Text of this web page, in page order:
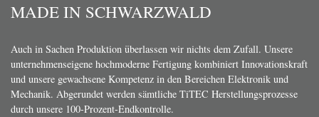
MADE IN SCHWARZWALD
Auch in Sachen Produktion überlassen wir nichts dem Zufall. Unsere
unternehmenseigene hochmoderne Fertigung kombiniert Innovationskraft
und unsere gewachsene Kompetenz in den Bereichen Elektronik und
Mechanik. Abgerundet werden sämtliche TiTEC Herstellungsprozesse
durch unsere 100-Prozent-Endkontrolle.